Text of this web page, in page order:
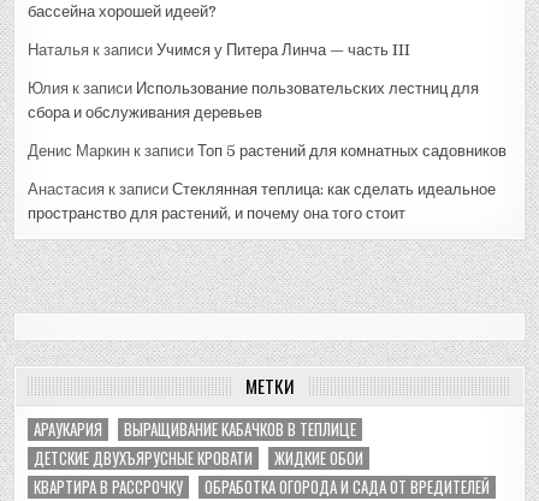
бассейна хорошей идеей?
Наталья к записиУчимся у Питера Линча — часть III
Юлия к записи Использование пользовательских лестниц для
сбора и обслуживания деревьев
Денис Маркин к записиТоп 5 растений для комнатных садовников
Анастасия к записиСтеклянная теплица: как сделать идеальное
пространство для растений, и почему она того стоит
МЕТКИ
АРАУКАРИЯ
ВЫРАЩИВАНИЕ КАБАЧКОВ В ТЕПЛИЦЕ
ДЕТСКИЕ ДВУХЪЯРУСНЫЕ КРОВАТИ
ЖИДКИЕ ОБОИ
КВАРТИРА В РАССРОЧКУ
ОБРАБОТКА ОГОРОДА И САДА ОТ ВРЕДИТЕЛЕЙ